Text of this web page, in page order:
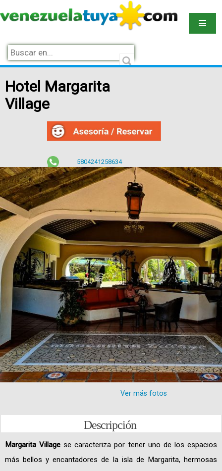
Hotel Margarita
Village
5804241258634
Ver más fotos
Descripción
Margarita Village se caracteriza por tener uno de los espacios
más bellos y encantadores de la isla de Margarita, hermosas